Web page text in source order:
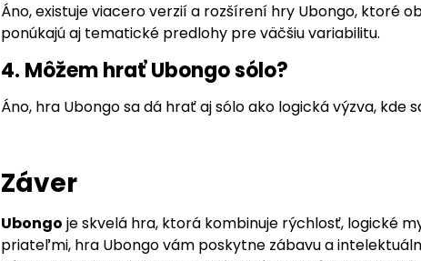
Áno, existuje viacero verzií a rozšírení hry Ubongo, ktoré
ponúkajú aj tematické predlohy pre väčšiu variabilitu.
4. Môžem hrať Ubongo sólo?
Áno, hra Ubongo sa dá hrať aj sólo ako logická výzva,
Záver
Ubongo je skvelá hra, ktorá kombinuje rýchlosť, logické
priateľmi, hra Ubongo vám poskytne zábavu a